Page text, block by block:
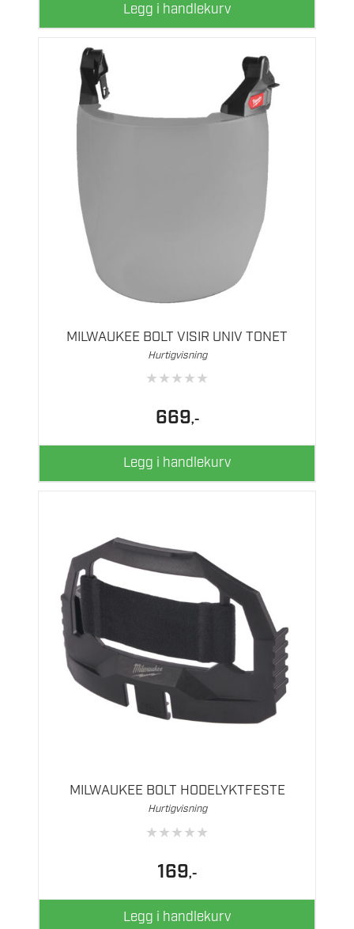
Legg i handlekurv
MILWAUKEE BOLT VISIR UNIV TONET
Hurtigvisning
★★★★★
669,-
Legg i handlekurv
MILWAUKEE BOLT HODELYKTFESTE
Hurtigvisning
★★★★★
169,-
Legg i handlekurv